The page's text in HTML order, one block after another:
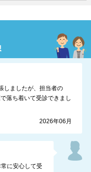
しましたが、担当者の
落ち着いて受診できまし
2026年06月
に安心して受